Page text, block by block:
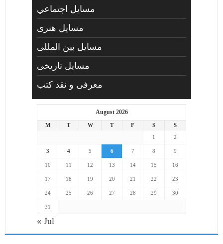
مسايل اجتماعي
مسايل هنری
مسایل بین المللی
مسایل تاریخی
معرفی و نقد کتب
August 2026
M T W T F S
S
1
2
3 4 5 6 7 8 9
10 11 12 13 14 15 16
17 18 19 20 21 22 23
24 25 26 27 28 29 30
31
« Jul